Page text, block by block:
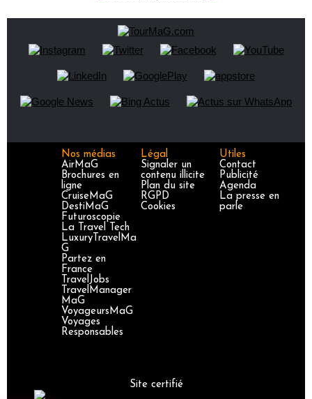
Nos médias
AirMaG
Brochures en
ligne
CruiseMaG
DestiMaG
Futuroscopie
La Travel Tech
LuxuryTravelMa
G
Partez en
France
TravelJobs
TravelManager
MaG
VoyageursMaG
Voyages
Responsables
Légal
Signaler un
contenu illicite
Plan du site
RGPD
Cookies
Utiles
Contact
Publicité
Agenda
La presse en
parle
Site certifié